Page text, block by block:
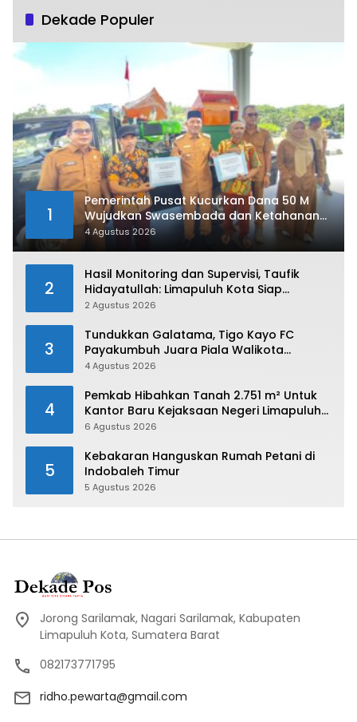
Dekade Populer
1
Pemerintah Pusat Kucurkan Dana 50 M
Wujudkan Swasembada dan Ketahanan
Pangan di Kabupaten 50 Kota
4 Agustus 2026
2
Hasil Monitoring dan Supervisi, Taufik
Hidayatullah: Limapuluh Kota Siap
Kirimkan Atlet Terbaiknya Pada Porprov
2 Agustus 2026
3
Tundukkan Galatama, Tigo Kayo FC
Payakumbuh Juara Piala Walikota
Payakumbuh 2026
4 Agustus 2026
4
Pemkab Hibahkan Tanah 2.751 m² Untuk
Kantor Baru Kejaksaan Negeri Limapuluh
Kota
6 Agustus 2026
5
Kebakaran Hanguskan Rumah Petani di
Indobaleh Timur
5 Agustus 2026
Jorong Sarilamak, Nagari Sarilamak, Kabupaten
Limapuluh Kota, Sumatera Barat
082173771795
ridho.pewarta@gmail.com